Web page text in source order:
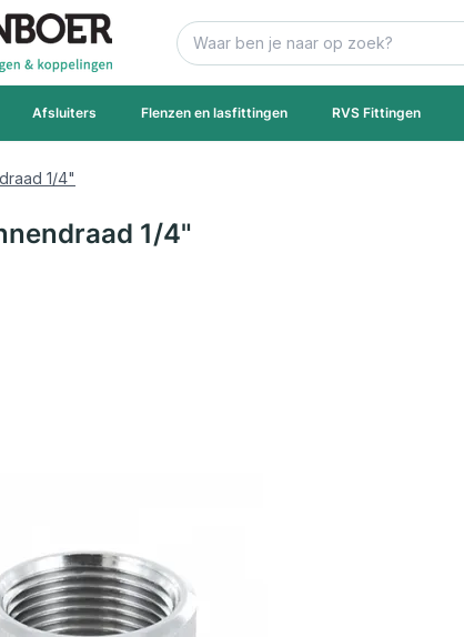
Zoek
Afsluiters Flenzen en lasfittingen RVS Fittingen
1/4"
1/4"